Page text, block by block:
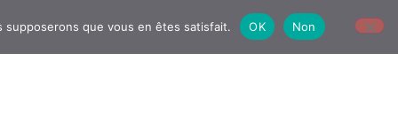
que vous en êtes satisfait. OK Non